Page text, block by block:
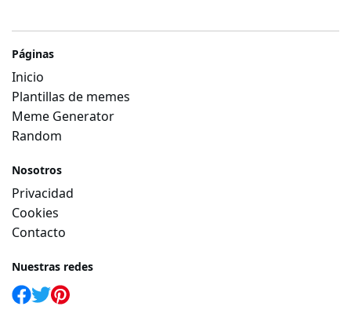
Páginas
Inicio
Plantillas de memes
Meme Generator
Random
Nosotros
Privacidad
Cookies
Contacto
Nuestras redes